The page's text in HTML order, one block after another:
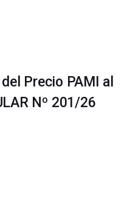
Precio PAMI al
Nº 201/26